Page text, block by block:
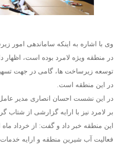
وی با اشاره به اینکه ساماندهی امور
در منطقه ویژه لامرد بوده است،
توسعه زیرساخت ها، گامی در جهت
در این منطقه است.
در این نشست احسان انصاری مدیر عامل
بر لامرد نیز با ارایه گزارشی از شتاب
این منطقه خبر داد و گفت: از خرداد
فعالیت آب شیرین منطقه و ارایه